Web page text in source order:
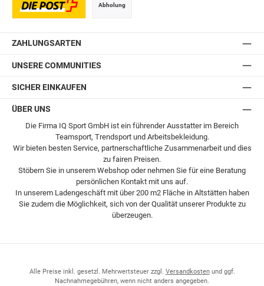
Abholung
ZAHLUNGSARTEN
UNSERE COMMUNITIES
SICHER EINKAUFEN
ÜBER UNS
Die Firma IQ Sport GmbH ist ein führender Ausstatter im Bereich
Teamsport, Trendsport und Arbeitsbekleidung.
Wir bieten besten Service, partnerschaftliche Zusammenarbeit und dies
zu fairen Preisen.
Stöbern Sie in unserem Webshop oder nehmen Sie für eine Beratung
persönlichen Kontakt mit uns auf.
In unserem Ladengeschäft mit über 200 m2 Fläche in Altstätten haben
Sie zudem die Möglichkeit, sich von der Qualität unserer Produkte zu
überzeugen.
Alle Preise inkl. gesetzl. Mehrwertsteuer zzgl. Versandkostenund ggf.
Nachnahmegebühren, wenn nicht anders angegeben.